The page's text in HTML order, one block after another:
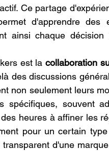
Ce partage
d'apprendre des
ainsi chaque
est la collaboration
des discussions
non seulement leurs
spécifiques, souvent
heures à affiner les
pour un certain
d'une